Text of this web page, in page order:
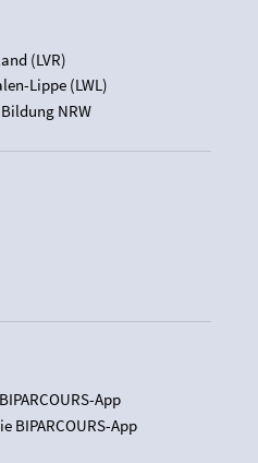
(LVR)
Lippe (LWL)
NRW
App
BIPARCOURS-App